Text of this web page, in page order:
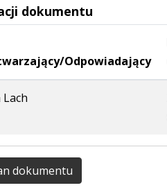
dokumentu
Odpowiadający
Lach
dokumentu